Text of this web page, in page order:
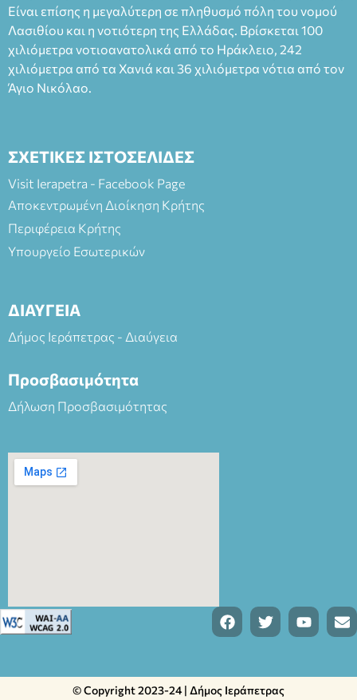
Είναι επίσης η μεγαλύτερη σε πληθυσμό πόλη του νομού
Λασιθίου και η νοτιότερη της Ελλάδας. Βρίσκεται 100
χιλιόμετρα νοτιοανατολικά από το Ηράκλειο, 242
χιλιόμετρα από τα Χανιά και 36 χιλιόμετρα νότια από τον
Άγιο Νικόλαο.
ΣΧΕΤΙΚΕΣ ΙΣΤΟΣΕΛΙΔΕΣ
Visit Ierapetra - Facebook Page
Αποκεντρωμένη Διοίκηση Κρήτης
Περιφέρεια Κρήτης
Υπουργείο Εσωτερικών
ΔΙΑΥΓΕΙΑ
Δήμος Ιεράπετρας - Διαύγεια
Προσβασιμότητα
Δήλωση Προσβασιμότητας
© Copyright 2023-24 | Δήμος Ιεράπετρας